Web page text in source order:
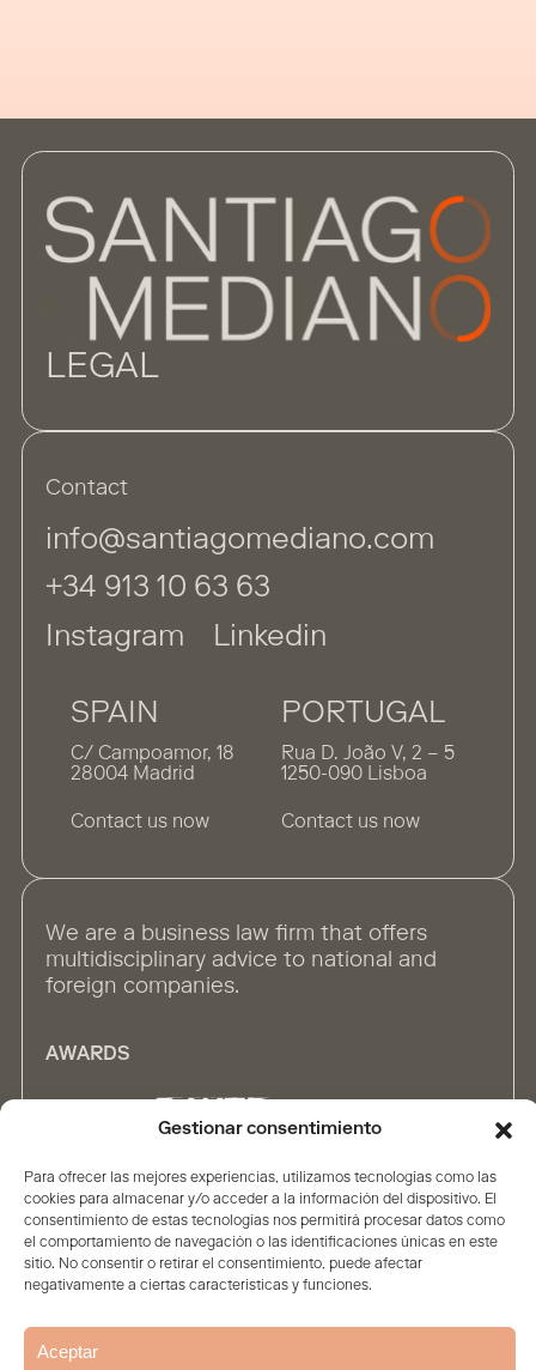
Gestionar consentimiento
Para ofrecer las mejores experiencias, utilizamos tecnologías como las
cookies para almacenar y/o acceder a la información del dispositivo. El
consentimiento de estas tecnologías nos permitirá procesar datos como
el comportamiento de navegación o las identificaciones únicas en este
sitio. No consentir o retirar el consentimiento, puede afectar
negativamente a ciertas características y funciones.
Aceptar
Contact
info@santiagomediano.com
+34 913 10 63 63
Instagram
Linkedin
SPAIN
C/ Campoamor, 18
28004 Madrid
Contact us now
PORTUGAL
Rua D. João V, 2 – 5
1250-090 Lisboa
Contact us now
LEGAL
We are a business law firm that offers
multidisciplinary advice to national and
foreign companies.
AWARDS
ALLIANCES